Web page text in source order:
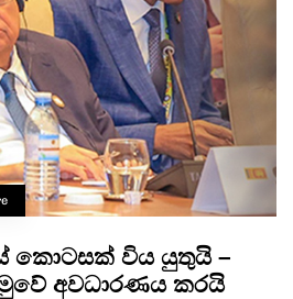
කොටසක් විය යුතුයි –
අවධාරණය කරයි